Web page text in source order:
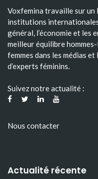
Voxfemina travaille sur un
institutions
général, l’économie et les
meilleur équilibre
femmes dans les médias
d’experts féminins.
Suivez notre actualité :
Nous contacter
Actualité récente